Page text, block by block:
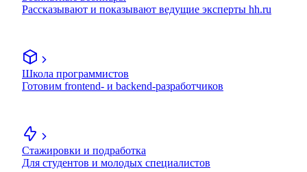
Рассказывают и показывают ведущие эксперты hh.ru
Школа программистов
Готовим frontend- и backend-разработчиков
Стажировки и подработка
Для студентов и молодых специалистов